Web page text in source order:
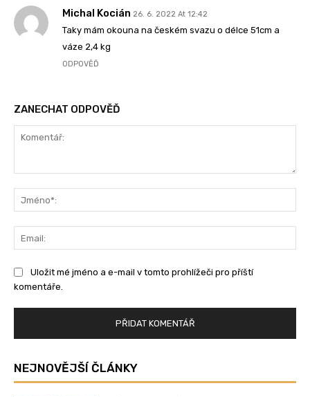
Michal Kocián 26. 6. 2022 At 12:42
Taky mám okouna na českém svazu o délce 51cm a
váze 2,4 kg
ODPOVĚĎ
ZANECHAT ODPOVĚĎ
Uložit mé jméno a e-mail v tomto prohlížeči pro příští
komentáře.
NEJNOVĚJŠÍ ČLÁNKY